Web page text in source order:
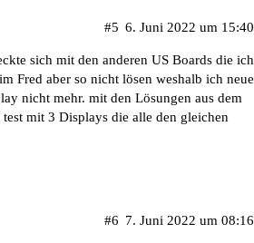
6. Juni 2022 um 15:40
#5
sich mit den anderen US Boards die ich
Fred aber so nicht lösen weshalb ich neue
nicht mehr. mit den Lösungen aus dem
mit 3 Displays die alle den gleichen
7. Juni 2022 um 08:16
#6